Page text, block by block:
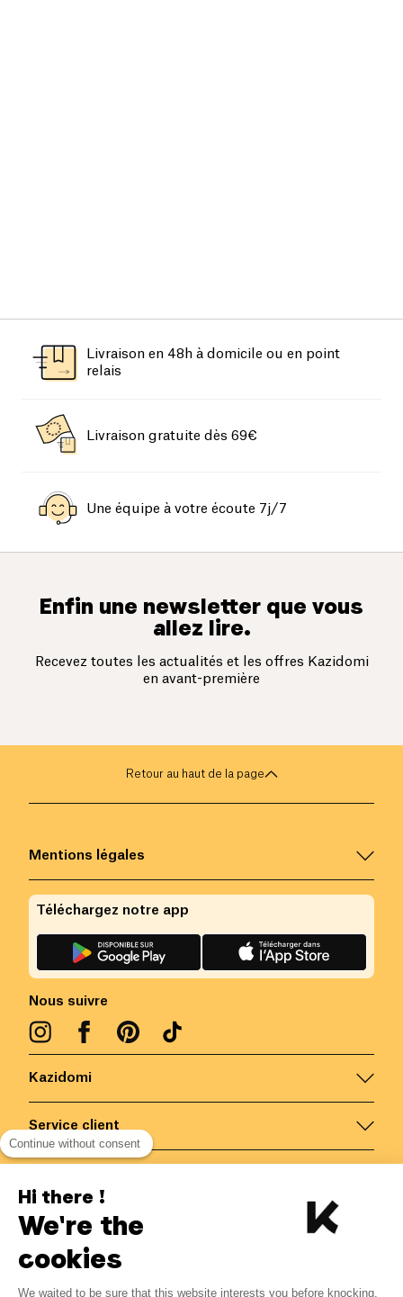
Livraison en 48h à domicile ou en point
relais
Livraison gratuite dès 69€
Une équipe à votre écoute 7j/7
Enfin une newsletter que vous
allez lire.
Recevez toutes les actualités et les offres Kazidomi
en avant-première
Retour au haut de la page
Kazidomi
Service client
Mentions légales
Nous suivre
Téléchargez notre app
Belgique/FR
Continue without consent
Hi there !
We're the
cookies
We waited to be sure that this website interests you before knocking,